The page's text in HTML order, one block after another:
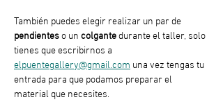
También puedes elegir realizar un par de
pendientes o un colgante durante el taller, solo
tienes que escribirnos a
elpuentegallery@gmail.com una vez tengas tu
entrada para que podamos preparar el
material que necesites.